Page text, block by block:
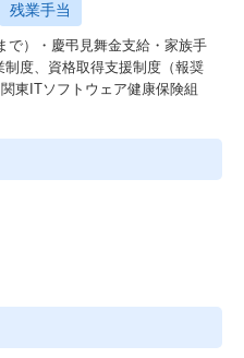
残業手当
で）・慶弔見舞金支給・家族手
度、資格取得支援制度（報奨
東ITソフトウェア健康保険組